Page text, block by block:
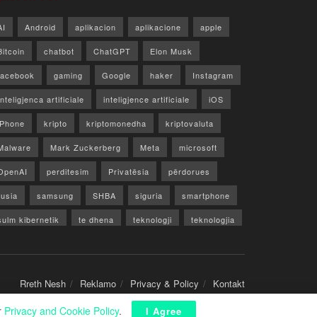
Android aplikacion aplikacione apple
chatbot ChatGPT Elon Musk
gaming Google haker Instagram
artificiale inteligjence artificiale iOS
kripto kriptomonedha kriptovaluta
Mark Zuckerberg Meta microsoft
perditesim Privatësia përdorues
samsung SHBA siguria smartphone
kibernetik te dhena teknologji teknologjia
Rreth Nesh Reklamo Privacy & Policy Kontakt
Privacy and Cookie Policy. I Agree